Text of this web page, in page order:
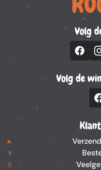
Volg
Volg de